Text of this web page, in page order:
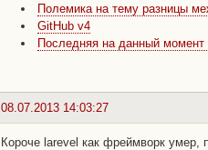
Полемика на тему разницы
GitHub v4
Последняя на данный момент
08.07.2013 14:03:27
Короче larevel как фреймворк умер,